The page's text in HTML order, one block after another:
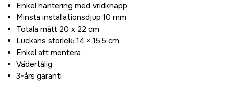
Enkel hantering med vridknapp
Minsta installationsdjup 10 mm
Totala mått 20 x 22 cm
Luckans storlek: 14 × 15,5 cm
Enkel att montera
Vädertålig
3-års garanti